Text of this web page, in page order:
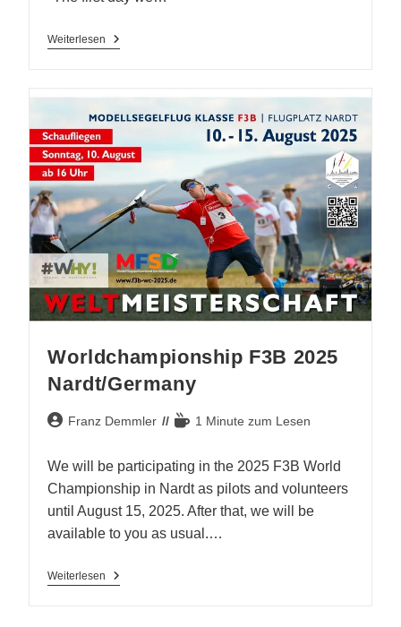
Weiterlesen
Christian
Goebel
F3F
Worldchampionship F3B 2025
Nardt/Germany
Beitrags-
Franz Demmler Lesedauer:
1 Minute zum Lesen
We will be participating in the 2025 F3B World
Championship in Nardt as pilots and volunteers
until August 15, 2025. After that, we will be
available to you as usual.…
Weiterlesen
Worldchampionship
F3B